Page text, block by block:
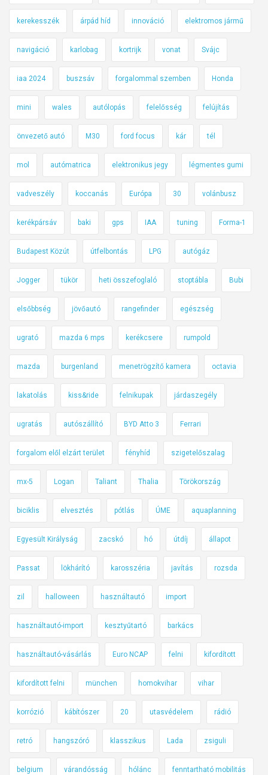
kerekesszék árpád híd innováció elektromos jármű
navigáció karlobag kortrijk vonat Svájc
iaa 2024 buszsáv forgalommal szemben Honda
mini wales autólopás felelősség felújítás
önvezető autó M30 ford focus kár tél
mol autómatrica elektronikus jegy légmentes gumi
vadveszély koccanás Európa 30 volánbusz
kerékpársáv baki gps IAA tuning Forma-1
Budapest Közút útfelbontás LPG autógáz
Jogger tükör heti összefoglaló stoptábla Bubi
elsőbbség jövőautó rangefinder egészség
ugrató mazda 6 mps kerékcsere rumpold
mazda burgenland menetrögzítő kamera octavia
lakatolás kiss&ride felnikupak járdaszegély
ugratás autószállító BYD Atto 3 Ferrari
forgalom elől elzárt terület fényhíd szigetelőszalag
mx-5 Logan Taliant Thalia Törökország
biciklis elvesztés pótlás ÚME aquaplanning
Egyesült Királyság zacskó hó útdíj állapot
Passat lökhárító karosszéria javítás rozsda
zil halloween használtautó import
használtautó-import kesztyűtartó barkács
használtautó-vásárlás Euro NCAP felni kifordított
kifordított felni münchen homokvihar vihar
korrózió kábítószer 20 utasvédelem rádió
retró hangszóró klasszikus Lada zsiguli
belgium várandósság hólánc fenntartható mobilitás